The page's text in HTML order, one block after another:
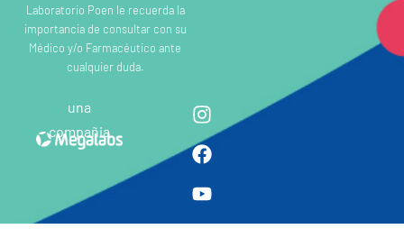
Laboratorio Poen le recuerda la
importancia de consultar con su
Médico y/o Farmacéutico ante
cualquier duda.
una
compañia